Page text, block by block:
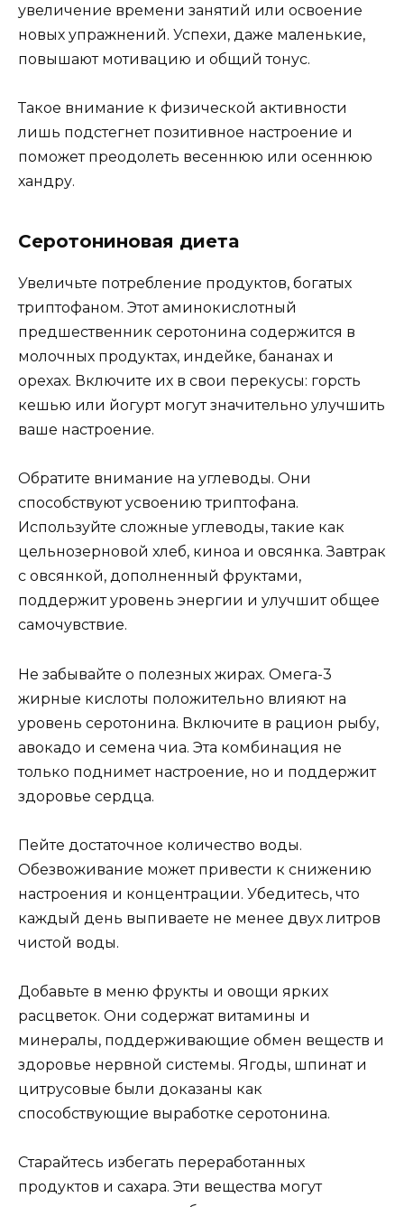
увеличение времени занятий или освоение
новых упражнений. Успехи, даже маленькие,
повышают мотивацию и общий тонус.
Такое внимание к физической активности
лишь подстегнет позитивное настроение и
поможет преодолеть весеннюю или осеннюю
хандру.
Серотониновая диета
Увеличьте потребление продуктов, богатых
триптофаном. Этот аминокислотный
предшественник серотонина содержится в
молочных продуктах, индейке, бананах и
орехах. Включите их в свои перекусы: горсть
кешью или йогурт могут значительно улучшить
ваше настроение.
Обратите внимание на углеводы. Они
способствуют усвоению триптофана.
Используйте сложные углеводы, такие как
цельнозерновой хлеб, киноа и овсянка. Завтрак
с овсянкой, дополненный фруктами,
поддержит уровень энергии и улучшит общее
самочувствие.
Не забывайте о полезных жирах. Омега-3
жирные кислоты положительно влияют на
уровень серотонина. Включите в рацион рыбу,
авокадо и семена чиа. Эта комбинация не
только поднимет настроение, но и поддержит
здоровье сердца.
Пейте достаточное количество воды.
Обезвоживание может привести к снижению
настроения и концентрации. Убедитесь, что
каждый день выпиваете не менее двух литров
чистой воды.
Добавьте в меню фрукты и овощи ярких
расцветок. Они содержат витамины и
минералы, поддерживающие обмен веществ и
здоровье нервной системы. Ягоды, шпинат и
цитрусовые были доказаны как
способствующие выработке серотонина.
Старайтесь избегать переработанных
продуктов и сахара. Эти вещества могут